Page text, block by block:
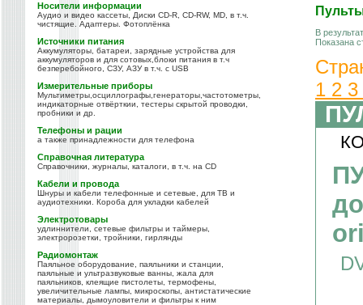
Носители информации
Аудио и видео кассеты, Диски CD-R, CD-RW, MD, в т.ч.
чистящие. Адаптеры. Фотоплёнка
Источники питания
Аккумуляторы, батареи, зарядные устройства для
аккумуляторов и для сотовых,блоки питания в т.ч
безперебойного, СЗУ, АЗУ в т.ч. с USB
Измерительные приборы
Мультиметры,осциллографы,генераторы,частотометры,
индикаторные отвёрткии, тестеры скрытой проводки,
пробники и др.
Телефоны и рации
а также принадлежности для телефона
Справочная литература
Справочники, журналы, каталоги, в т.ч. на CD
Кабели и провода
Шнуры и кабели телефонные и сетевые, для ТВ и
аудиотехники. Короба для укладки кабелей
Электротовары
удлиннители, сетевые фильтры и таймеры,
электророзетки, тройники, гирлянды
Радиомонтаж
Паяльное оборудование, паяльники и станции,
паяльные и ультразвуковые ванны, жала для
паяльников, клеящие пистолеты, термофены,
увеличительные лампы, микроскопы, антистатические
материалы, дымоуловители и фильтры к ним
В
Показана
1 2 3